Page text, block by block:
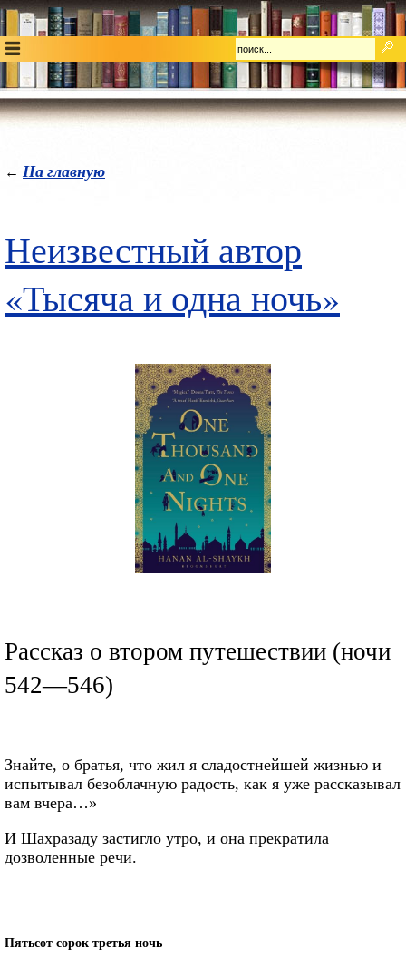
← На главную
Неизвестный автор
«Тысяча и одна ночь»
Рассказ о втором путешествии (ночи
542—546)
Знайте, о братья, что жил я сладостнейшей жизнью и
испытывал безоблачную радость, как я уже рассказывал
вам вчера…»
И Шахразаду застигло утро, и она прекратила
дозволенные речи.
Пятьсот сорок третья ночь